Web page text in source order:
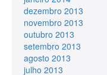
dezembro 2013
novembro 2013
outubro 2013
setembro 2013
agosto 2013
julho 2013